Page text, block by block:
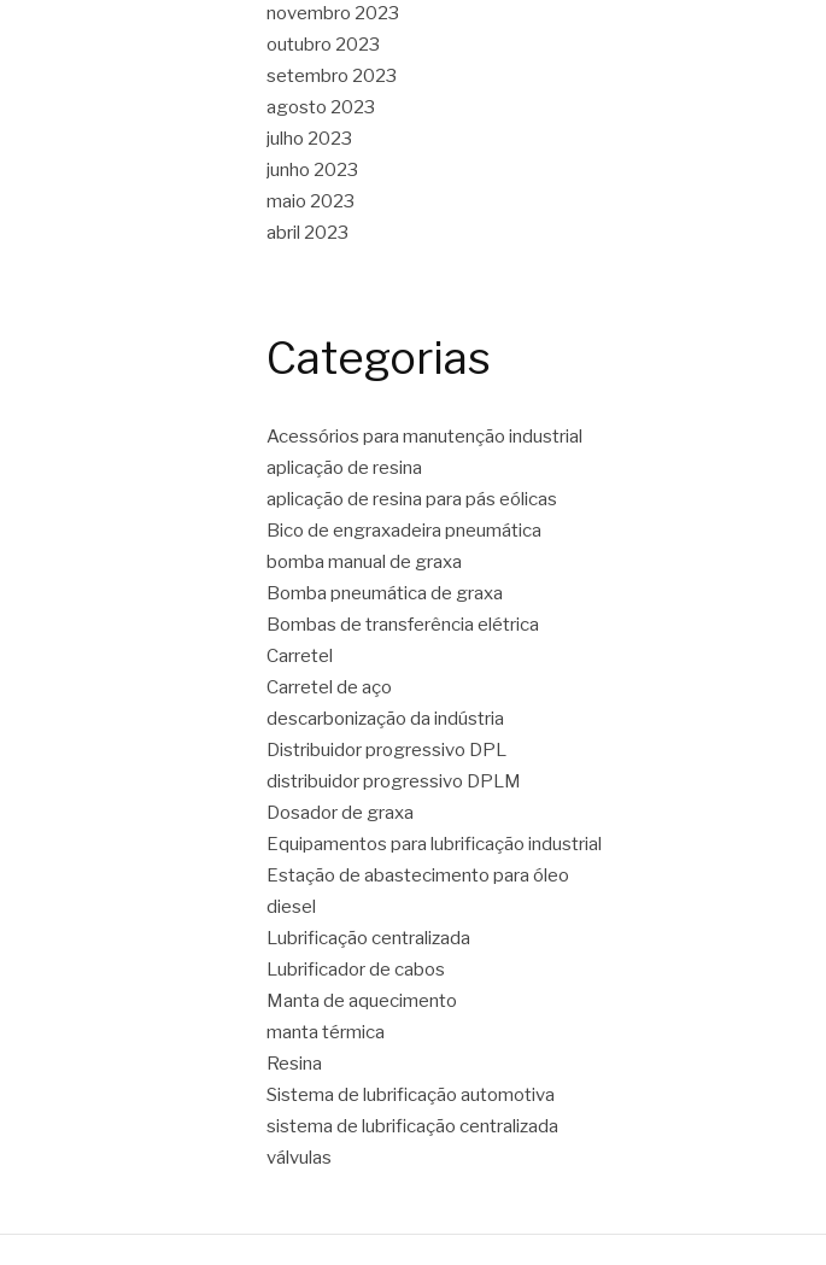
novembro 2023
outubro 2023
setembro 2023
agosto 2023
julho 2023
junho 2023
maio 2023
abril 2023
Categorias
Acessórios para manutenção industrial
aplicação de resina
aplicação de resina para pás eólicas
Bico de engraxadeira pneumática
bomba manual de graxa
Bomba pneumática de graxa
Bombas de transferência elétrica
Carretel
Carretel de aço
descarbonização da indústria
Distribuidor progressivo DPL
distribuidor progressivo DPLM
Dosador de graxa
Equipamentos para lubrificação industrial
Estação de abastecimento para óleo
diesel
Lubrificação centralizada
Lubrificador de cabos
Manta de aquecimento
manta térmica
Resina
Sistema de lubrificação automotiva
sistema de lubrificação centralizada
válvulas